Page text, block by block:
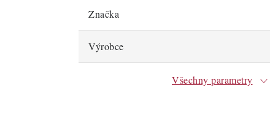
Značka
Výrobce
Všechny parametry